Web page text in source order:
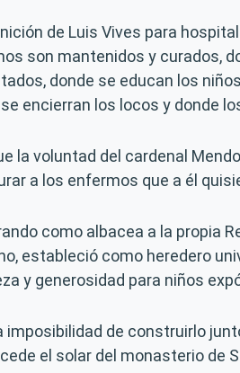
de Luis Vives para
son mantenidos y curados,
donde se educan los
encierran los locos y donde
la voluntad del cardenal
a los enfermos que a él
como albacea a la propia
estableció como heredero
y generosidad para niños
imposibilidad de construirlo
el solar del monasterio de